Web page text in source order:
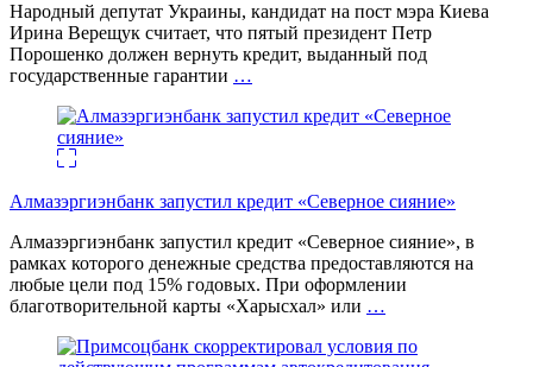
Народный депутат Украины, кандидат на пост мэра Киева
Ирина Верещук считает, что пятый президент Петр
Порошенко должен вернуть кредит, выданный под
государственные гарантии …
Алмазэргиэнбанк запустил кредит «Северное сияние»
Алмазэргиэнбанк запустил кредит «Северное сияние», в
рамках которого денежные средства предоставляются на
любые цели под 15% годовых. При оформлении
благотворительной карты «Харысхал» или …